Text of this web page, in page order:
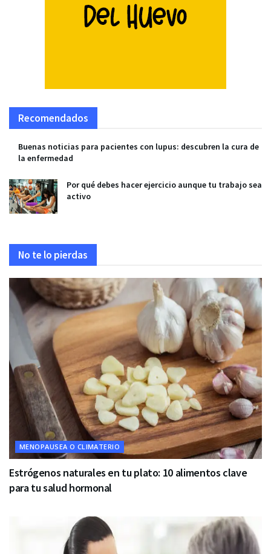
Recomendados
Buenas noticias para pacientes con lupus: descubren la cura de
la enfermedad
Por qué debes hacer ejercicio aunque tu trabajo sea
activo
No te lo pierdas
MENOPAUSEA O CLIMATERIO
Estrógenos naturales en tu plato: 10 alimentos clave
para tu salud hormonal